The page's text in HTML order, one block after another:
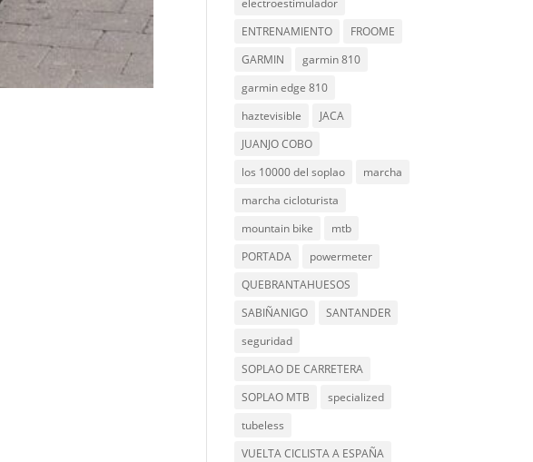
electroestimulador
ENTRENAMIENTO
FROOME
GARMIN
garmin 810
garmin edge 810
haztevisible
JACA
JUANJO COBO
los 10000 del soplao
marcha
marcha cicloturista
mountain bike
mtb
PORTADA
powermeter
QUEBRANTAHUESOS
SABIÑANIGO
SANTANDER
seguridad
SOPLAO DE CARRETERA
SOPLAO MTB
specialized
tubeless
VUELTA CICLISTA A ESPAÑA